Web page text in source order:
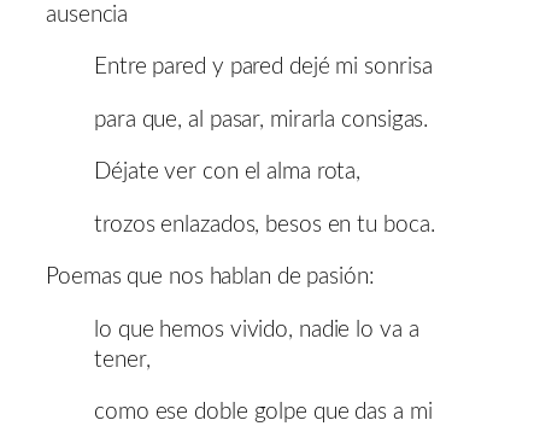
ausencia
Entre pared y pared dejé mi sonrisa
para que, al pasar, mirarla consigas.
Déjate ver con el alma rota,
trozos enlazados, besos en tu boca.
Poemas que nos hablan de pasión:
lo que hemos vivido, nadie lo va a
tener,
como ese doble golpe que das a mi